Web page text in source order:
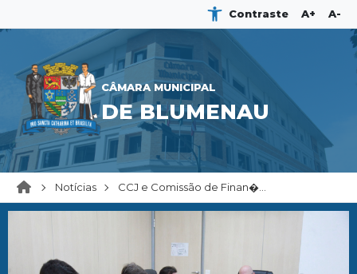
Contraste A+ A-
CÂMARA MUNICIPAL
DE BLUMENAU
Notícias CCJ e Comissão de Finan�...